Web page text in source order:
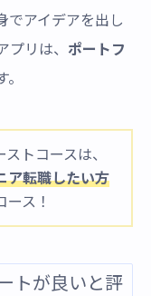
でアイデアを出し
リは、 ポートフ
。
トコースは、
ア転職したい方
ス！
トが良いと評